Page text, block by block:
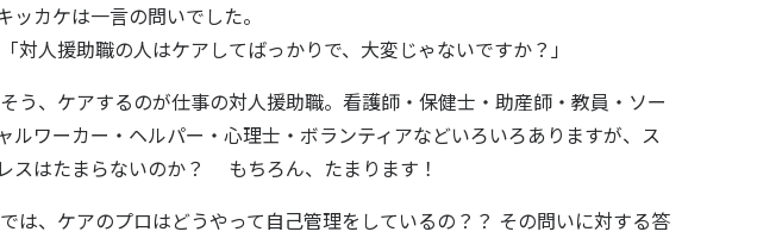
ッカケは一言の問いでした。
対人援助職の人はケアしてばっかりで、大変じゃないですか？」
う、ケアするのが仕事の対人援助職。看護師・保健士・助産師・教員・ソー
ルワーカー・ヘルパー・心理士・ボランティアなどいろいろありますが、ス
スはたまらないのか？ もちろん、たまります！
は、ケアのプロはどうやって自己管理をしているの？？ その問いに対する答